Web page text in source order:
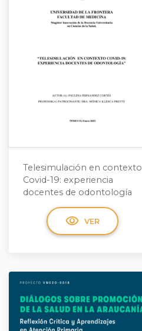
Telesimulación en contexto
Covid-19: experiencia
docentes de odontología
visibility VER